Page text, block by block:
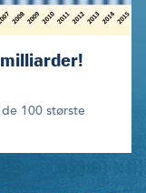
100 største